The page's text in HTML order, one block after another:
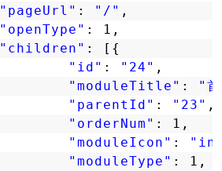
"pageUrl" : "/" ,
"openType" : 1,
"children" : [{
"id" : "24" ,
"moduleTitle" :
"
"parentId" : "23" ,
"orderNum" : 1,
"moduleIcon" :
"moduleType" : 1,